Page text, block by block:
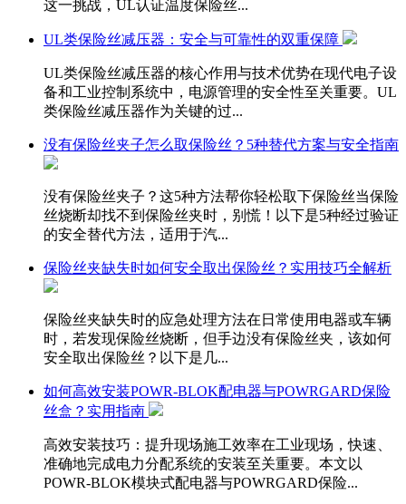
这一挑战，UL认证温度保险丝...
UL类保险丝减压器：安全与可靠性的双重保障
UL类保险丝减压器的核心作用与技术优势在现代电子设
备和工业控制系统中，电源管理的安全性至关重要。UL
类保险丝减压器作为关键的过...
没有保险丝夹子怎么取保险丝？5种替代方案与安全指南
没有保险丝夹子？这5种方法帮你轻松取下保险丝当保险
丝烧断却找不到保险丝夹时，别慌！以下是5种经过验证
的安全替代方法，适用于汽...
保险丝夹缺失时如何安全取出保险丝？实用技巧全解析
保险丝夹缺失时的应急处理方法在日常使用电器或车辆
时，若发现保险丝烧断，但手边没有保险丝夹，该如何
安全取出保险丝？以下是几...
如何高效安装POWR-BLOK配电器与POWRGARD保险
丝盒？实用指南
高效安装技巧：提升现场施工效率在工业现场，快速、
准确地完成电力分配系统的安装至关重要。本文以
POWR-BLOK模块式配电器与POWRGARD保险...